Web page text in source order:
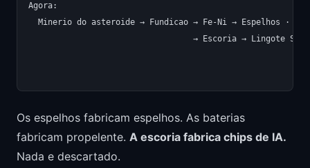
Agora:
Minerio do asteroide → Fundicao → Fe-Ni → Espelhos ·
→ Escoria → Lingote Si
Os espelhos fabricam espelhos. As baterias
fabricam propelente. A escoria fabrica chips de IA.
Nada e descartado.